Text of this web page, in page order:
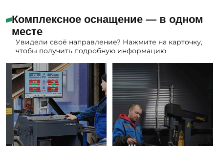
Комплексное оснащение — в одном
месте
Увидели своё направление? Нажмите на карточку,
чтобы получить подробную информацию